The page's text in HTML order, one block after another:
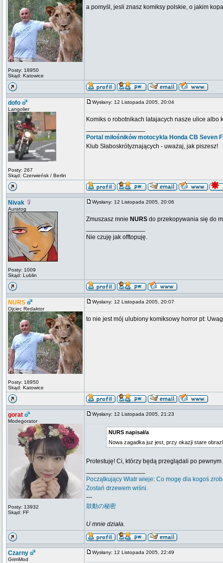
Posty: 18950
Skąd: Katowice
a pomyśl, jesli znasz komiksy polskie, o jakim
dofo
Langolier
Posty: 267
Skąd: Czerwieńsk / Berlin
Wysłany: 12 Listopada 2005, 20:04
Komiks o robotnikach latajacych nasze ulice albo
Portal miłośników motocykla Honda CB Seven
Klub Słaboskrótyznających - uważaj, jak piszesz!
Nivak
Auratog
Posty: 1009
Skąd: Lublin
Wysłany: 12 Listopada 2005, 20:06
Zmuszasz mnie NURS do przekopywania się do
Nie czuję jak offtopuję.
NURS
Ojciec Redaktor
Posty: 18950
Skąd: Katowice
Wysłany: 12 Listopada 2005, 20:07
to nie jest mój ulubiony komiksowy horror pt:
gorat
Modegorator
Posty: 13932
Skąd: FF
Wysłany: 12 Listopada 2005, 21:23
NURS napisał/a
Nowa zagadka juz jest, przy okazji stare
Protestuję! Ci, którzy będą przeglądali po
Początkujący Wiatr wieje: Co mogę dla kogoś
Zostań drzewem wiśni.
---
鼓動の秘密
U mnie działa.
Czarny
GrimMod
Wysłany: 12 Listopada 2005, 22:49